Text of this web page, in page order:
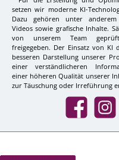
setzen wir moderne KI-
Dazu gehören unter
Videos sowie grafische Inhalte.
von unserem Team
freigegeben. Der Einsatz von KI
besseren Darstellung unserer
einer verständlicheren
einer höheren Qualität unserer
zur Täuschung oder Irreführung
Facebook